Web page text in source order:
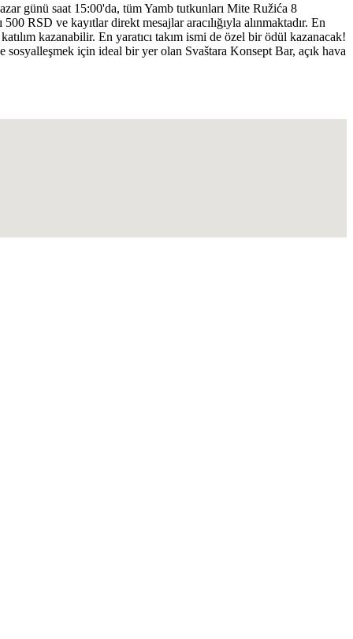
günü saat 15:00'da, tüm Yamb tutkunları Mite Ružića 8
RSD ve kayıtlar direkt mesajlar aracılığıyla alınmaktadır. En
kazanabilir. En yaratıcı takım ismi de özel bir ödül kazanacak!
için ideal bir yer olan Svaštara Konsept Bar, açık hava